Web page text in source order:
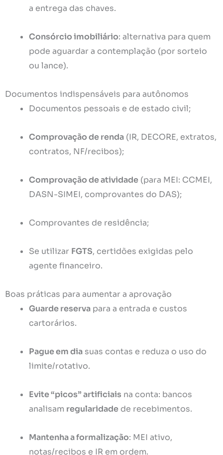
a entrega das chaves.
Consórcio imobiliário: alternativa para quem
pode aguardar a contemplação (por sorteio
ou lance).
Documentos indispensáveis para autônomos
Documentos pessoais e de estado civil;
Comprovação de renda (IR, DECORE, extratos,
contratos, NF/recibos);
Comprovação de atividade (para MEI: CCMEI,
DASN-SIMEI, comprovantes do DAS);
Comprovantes de residência;
Se utilizar FGTS, certidões exigidas pelo
agente financeiro.
Boas práticas para aumentar a aprovação
Guarde reserva para a entrada e custos
cartorários.
Pague em dia suas contas e reduza o uso do
limite/rotativo.
Evite “picos” artificiais na conta: bancos
analisam regularidade de recebimentos.
Mantenha a formalização: MEI ativo,
notas/recibos e IR em ordem.